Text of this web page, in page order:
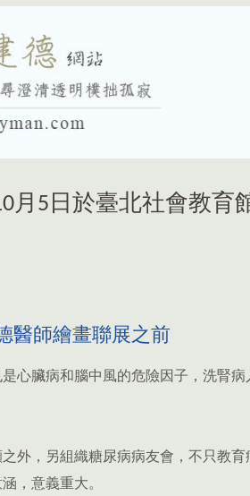
月5日於臺北社會教
醫師繪畫聯展之前
心臟病和腦中風的危險因子，洗腎
外，另組織糖尿病病友會，不只教
，意義重大。